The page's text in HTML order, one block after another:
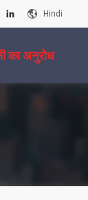
Hindi
का अनुरोध